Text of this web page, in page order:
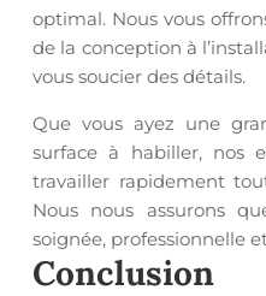
optimal. Nous vous
de la conception à
vous soucier des détails.
Que vous ayez une
surface à habiller, nos
travailler rapidement
Nous nous assurons
soignée, professionnelle
Conclusion